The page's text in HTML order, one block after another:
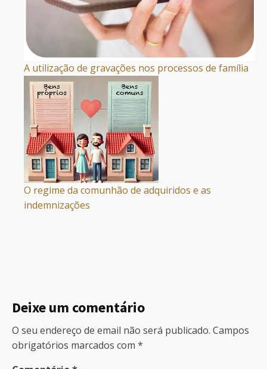
A utilização de gravações nos processos de família
O regime da comunhão de adquiridos e as
indemnizações
Deixe um comentário
O seu endereço de email não será publicado. Campos
obrigatórios marcados com *